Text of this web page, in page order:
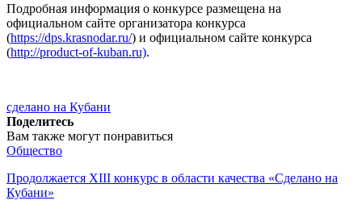
Подробная информация о конкурсе размещена на
официальном сайте организатора конкурса
(https://dps.krasnodar.ru/) и официальном сайте конкурса
(http://product-of-kuban.ru).
сделано на Кубани
Поделитесь
Вам также могут понравиться
Общество
Продолжается XIII конкурс в области качества «Сделано на
Кубани»